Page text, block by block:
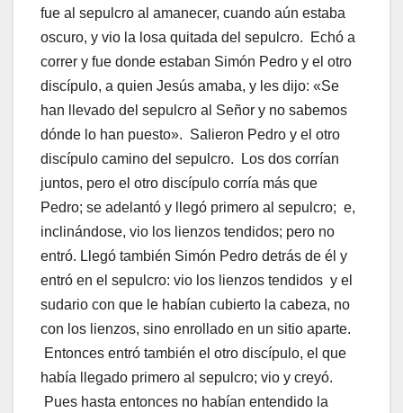
fue al sepulcro al amanecer, cuando aún estaba
oscuro, y vio la losa quitada del sepulcro. Echó a
correr y fue donde estaban Simón Pedro y el otro
discípulo, a quien Jesús amaba, y les dijo: «Se
han llevado del sepulcro al Señor y no sabemos
dónde lo han puesto». Salieron Pedro y el otro
discípulo camino del sepulcro. Los dos corrían
juntos, pero el otro discípulo corría más que
Pedro; se adelantó y llegó primero al sepulcro; e,
inclinándose, vio los lienzos tendidos; pero no
entró. Llegó también Simón Pedro detrás de él y
entró en el sepulcro: vio los lienzos tendidos y el
sudario con que le habían cubierto la cabeza, no
con los lienzos, sino enrollado en un sitio aparte.
Entonces entró también el otro discípulo, el que
había llegado primero al sepulcro; vio y creyó.
Pues hasta entonces no habían entendido la